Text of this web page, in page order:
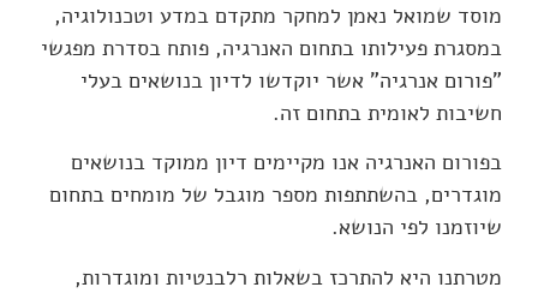
מוסד שמואל נאמן למחקר מתקדם במדע וטכנולוגיה,
במסגרת פעילותו בתחום האנרגיה, פותח בסדרת מפגשי
"פורום אנרגיה" אשר יוקדשו לדיון בנושאים בעלי
חשיבות לאומית בתחום זה.
בפורום האנרגיה אנו מקיימים דיון ממוקד בנושאים
מוגדרים, בהשתתפות מספר מוגבל של מומחים בתחום
שיוזמנו לפי הנושא.
מטרתנו היא להתרכז בשאלות רלבנטיות ומוגדרות,